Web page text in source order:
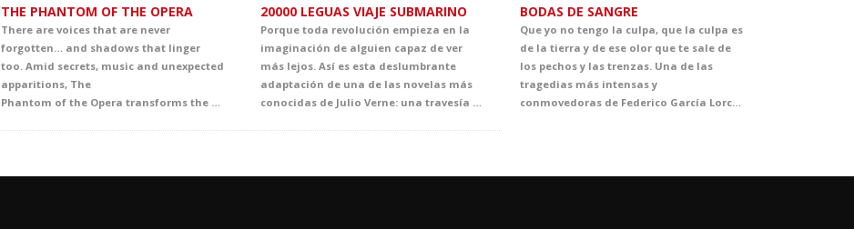
THE PHANTOM OF THE OPERA
There are voices that are never
forgotten… and shadows that linger
too. Amid secrets, music and unexpected
apparitions, The
Phantom of the Opera transforms the stage into a fascinating world of intrigue and emotion. Inspired by Gaston Leroux’s celebrated novel and, over time, turned into one of the most famous and admired titles from Broadway to London’s West End and the wider international stage imagination, this production envelops the audience in an unforgettable story of mystery, beauty and passion. A captivating theatrical experience that offers students a powerful immersion in English, filled with intensity, atmosphere and deep emotion.
20000 LEGUAS VIAJE SUBMARINO
Porque toda revolución empieza en la
imaginación de alguien capaz de ver
más lejos. Así es esta deslumbrante
adaptación de una de las novelas más
conocidas de Julio Verne: una travesía submarina llena de misterio, emoción y belleza escénica, en la que el público acompañará al fascinante capitán Nemo hacia un universo desconocido. Un espectáculo que celebra el poder de la fantasía como origen de los grandes avances científicos.
BODAS DE SANGRE
Que yo no tengo la culpa, que la culpa es
de la tierra y de ese olor que te sale de
los pechos y las trenzas. Una de las
tragedias más intensas y
conmovedoras de Federico García Lorca, donde el deseo, el destino y la pasión se enfrentan a la norma, el honor y la tradición. Bodas de sangre abre al alumnado las puertas del universo lorquiano a través de una puesta en escena de gran fuerza simbólica, cuidada al detalle y concebida para acercarles a una de las cimas de nuestro teatro. Una oportunidad única para descubrir la vigencia, la belleza y la potencia dramática de un clásico imprescindible.